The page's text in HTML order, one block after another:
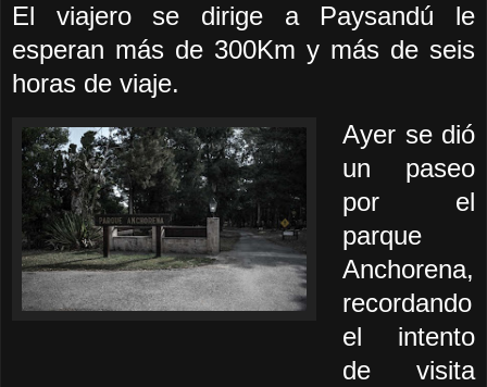
El viajero se dirige a Paysandú le
esperan más de 300Km y más de seis
horas de viaje.
Ayer se dió
un paseo
por el
parque
Anchorena,
recordando
el intento
de visita